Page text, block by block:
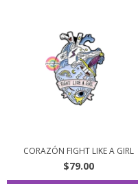
CORAZÓN FIGHT LIKE A GIRL
$79.00